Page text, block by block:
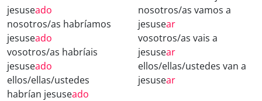
jesuseado
nosotros/as habríamos
jesuseado
vosotros/as habríais
jesuseado
ellos/ellas/ustedes
habrían jesuseado
nosotros/as vamos a
jesusear
vosotros/as vais a
jesusear
ellos/ellas/ustedes van a
jesusear